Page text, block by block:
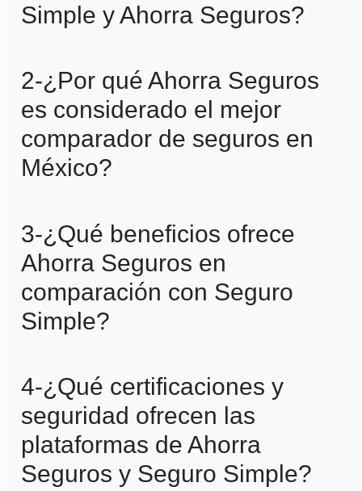
Simple y Ahorra Seguros?
Seguros ofrece comparaciones con más
de 20 aseguradoras y mayores beneficios,
mientras que Seguro Simple solo colabora
con unas 8 aseguradoras.
2-¿Por qué Ahorra Seguros
es considerado el mejor
comparador de seguros en
México?
mayores opciones de aseguradoras,
descuentos de hasta 50%, asesoría
gratuita y la posibilidad de personalizar el
seguro, respaldado por millones de
3-¿Qué beneficios ofrece
Ahorra Seguros en
comparación con Seguro
Simple?
más amplias, mejores coberturas,
descuentos más elevados hasta 50%, y
una plataforma más interactiva y segura,
mientras que Seguro Simple ofrece
4-¿Qué certificaciones y
seguridad ofrecen las
plataformas de Ahorra
Seguros y Seguro Simple?